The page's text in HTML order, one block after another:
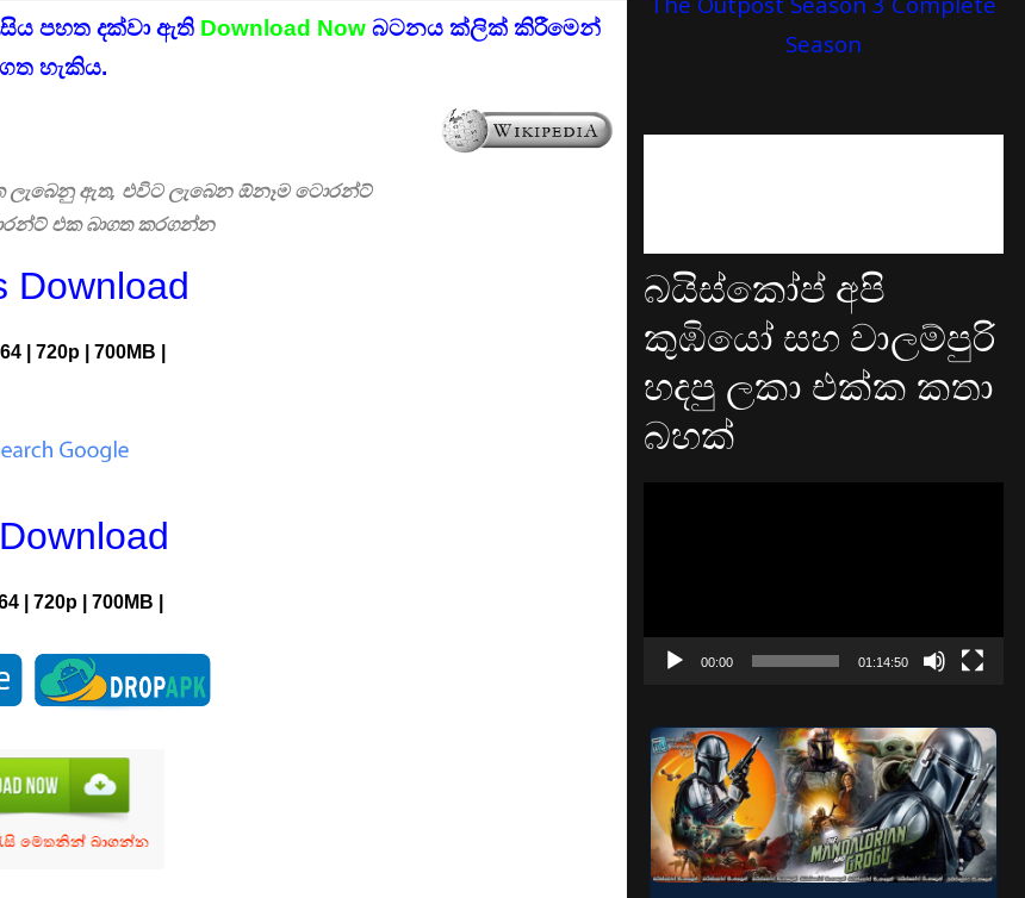
පහත දක්වා ඇති Download Now බටනය ක්ලික් කිරීමෙන්
හැකිය.
ලැබෙනු ඇත, එවිට ලැබෙන ඕනෑම ටොරන්ට්
එක බාගත කරගන්න
Download
| 720p| 700MB |
| 720p| 700MB |
Season
බයිස්කෝප් අපි
කුඹියෝ සහ වාලම්පුරි
හදපු ලකා එක්ක කතා
බහක්
00:00 01:14:50